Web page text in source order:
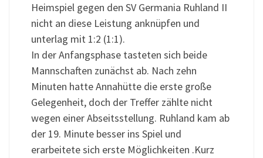
Heimspiel gegen den SV Germania Ruhland II
nicht an diese Leistung anknüpfen und
unterlag mit 1:2 (1:1).
In der Anfangsphase tasteten sich beide
Mannschaften zunächst ab. Nach zehn
Minuten hatte Annahütte die erste große
Gelegenheit, doch der Treffer zählte nicht
wegen einer Abseitsstellung. Ruhland kam ab
der 19. Minute besser ins Spiel und
erarbeitete sich erste Möglichkeiten .Kurz